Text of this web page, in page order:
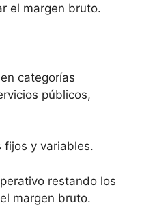
el margen bruto.
categorías
públicos,
fijos y variables.
restando los
margen bruto.